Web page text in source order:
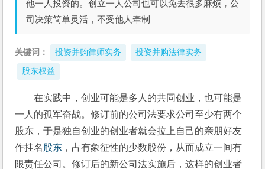
他一人投资的。创立一人公司也可以免去很多麻烦，公
司决策简单灵活，不受他人牵制
关键词： 投资并购律师实务 投资并购法律实务
股东权益
在实践中，创业可能是多人的共同创业，也可能是
一人的孤军奋战。修订前的公司法要求公司至少有两个
股东，于是独自创业的创业者就会拉上自己的亲朋好友
作挂名 股东 ，占有象征性的少数股份，从而成立一间有
限责任公司。修订后的新公司法实施后，这样的创业者